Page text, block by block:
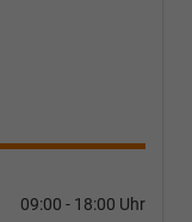
09:00 - 18:00 Uhr